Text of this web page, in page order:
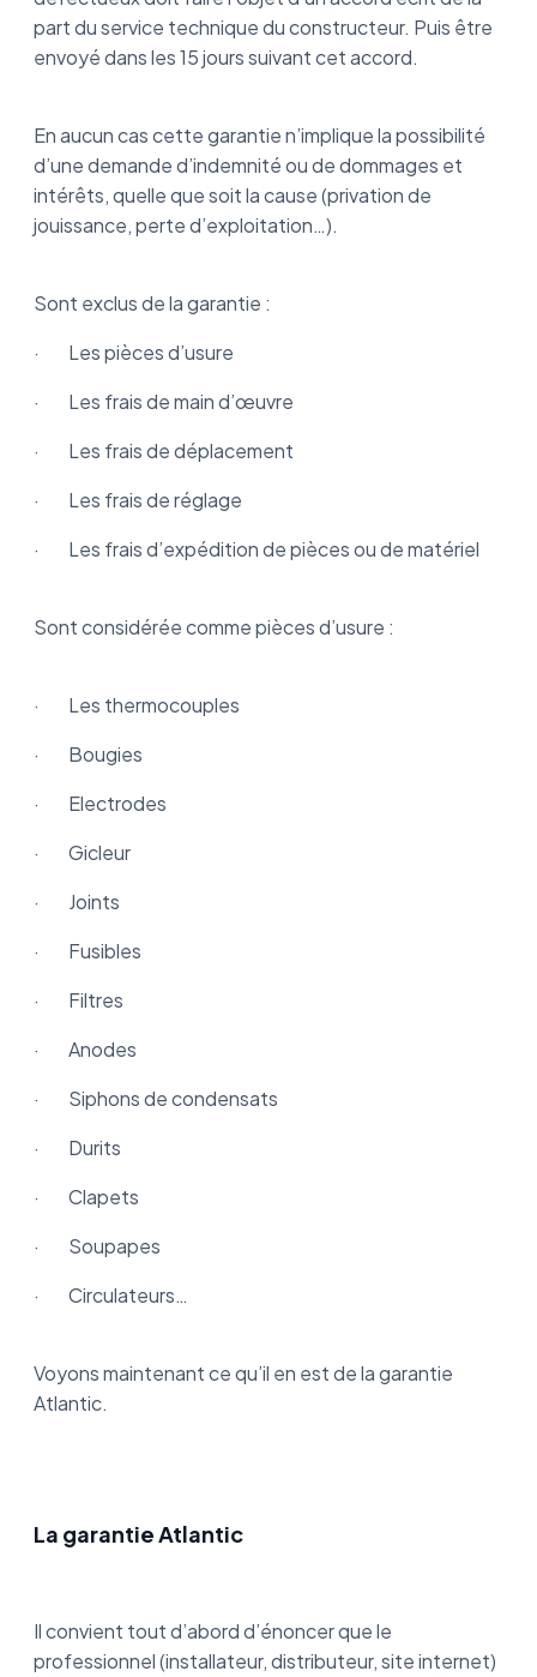
part du service technique du constructeur. Puis être
envoyé dans les 15 jours suivant cet accord.
En aucun cas cette garantie n’implique la possibilité
d’une demande d’indemnité ou de dommages et
intérêts, quelle que soit la cause (privation de
jouissance, perte d’exploitation…).
Sont exclus de la garantie :
· Les pièces d’usure
· Les frais de main d’œuvre
· Les frais de déplacement
· Les frais de réglage
· Les frais d’expédition de pièces ou de matériel
Sont considérée comme pièces d’usure :
· Les thermocouples
· Bougies
· Electrodes
· Gicleur
· Joints
· Fusibles
· Filtres
· Anodes
· Siphons de condensats
· Durits
· Clapets
· Soupapes
· Circulateurs…
Voyons maintenant ce qu’il en est de la garantie
Atlantic.
La garantie Atlantic
Il convient tout d’abord d’énoncer que le
professionnel (installateur, distributeur, site internet)